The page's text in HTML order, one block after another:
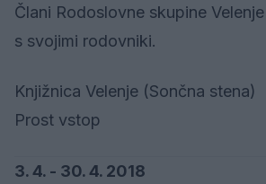
Člani Rodoslovne skupine
s svojimi rodovniki.
Knjižnica Velenje (Sončna stena)
Prost vstop
3. 4. - 30. 4. 2018